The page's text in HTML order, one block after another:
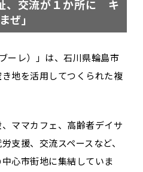
、交流が１か所に キ
ぜ」
ブーレ）」は、石川県輪島市
地を活用してつくられた複
ママカフェ、高齢者デイサ
支援、交流スペースなど、
心市街地に集結していま